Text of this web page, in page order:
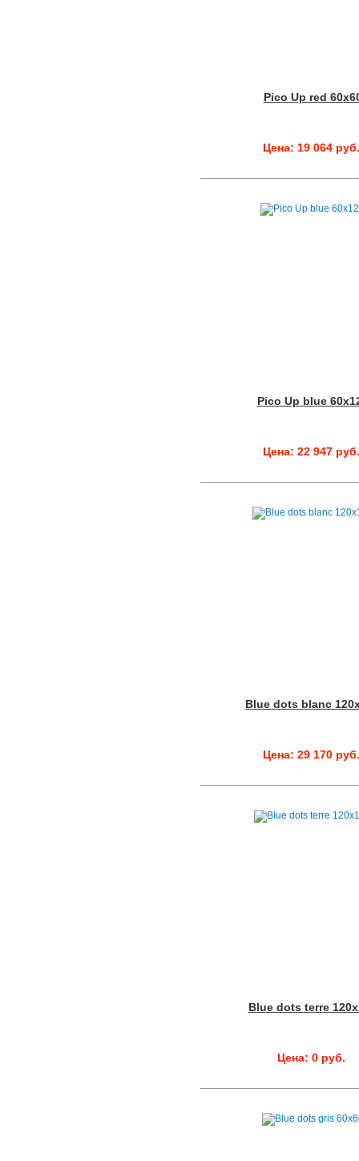
Pico Up red
Цена: 19 064 руб.
Pico Up blue
Цена: 22 947 руб.
Blue dots blanc
Цена: 29 170 руб.
Blue dots terre
Цена: 0 руб.